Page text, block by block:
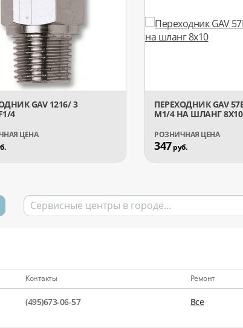
GAV 1216/ 3
4
ПЕРЕХОДНИК GAV
М1/4 НА ШЛАНГ 8X10
347руб.
Контакты Ремонт
(495)673-06-57 Все